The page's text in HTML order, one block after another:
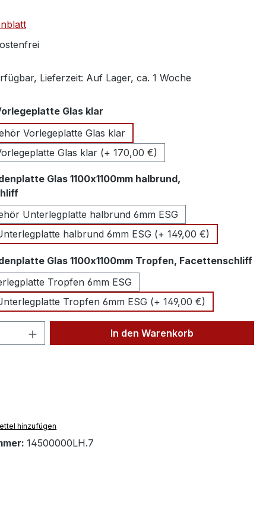
Lieferzeit: Auf Lager, ca. 1 Woche
Glas klar
Vorlegeplatte Glas klar
Glas klar (+ 170,00 €)
Glas 1100x1100mm halbrund,
auswählen
Unterlegplatte halbrund 6mm ESG
halbrund 6mm ESG (+ 149,00 €)
Glas 1100x1100mm Tropfen, Facettenschliff
Tropfen 6mm ESG
Tropfen 6mm ESG (+ 149,00 €)
Anzahl: Gib den gewünschten Wert
In den Warenkorb
hinzufügen
14500000LH.7